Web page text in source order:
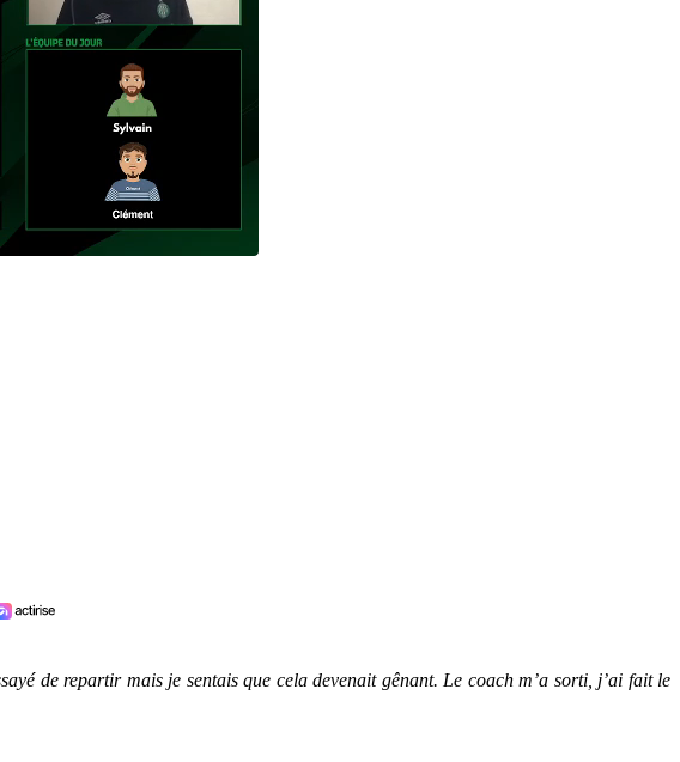
de repartir mais je sentais que cela devenait gênant. Le coach m’a sorti, j’ai fait le